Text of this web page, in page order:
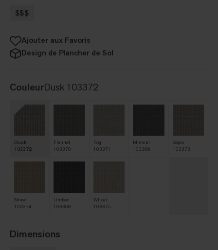
$$$
Ajouter aux Favoris
Design de Plancher de Sol
CouleurDusk 103372
Dusk
103372
Flannel
103370
Fog
103371
Mineral
103369
Sepia
103373
Straw
103374
Umber
103368
Wheat
103375
Dimensions